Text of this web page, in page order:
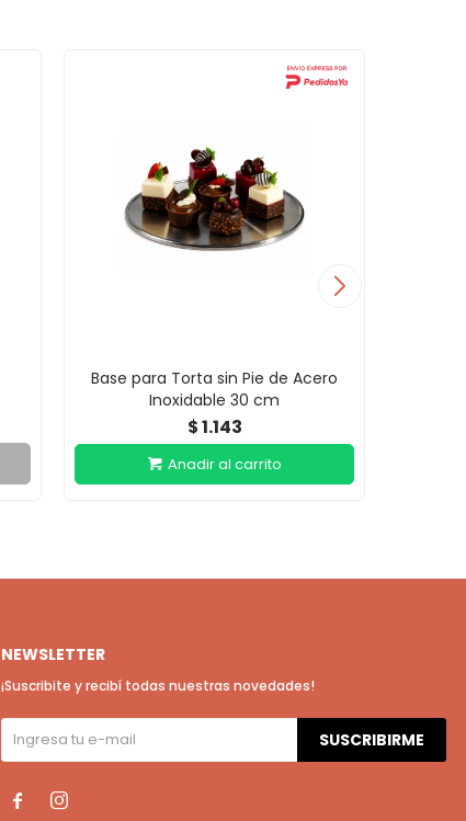
Base para Torta sin Pie de Acero
Inoxidable 30 cm
$1.143
NEWSLETTER
¡Suscribite y recibí todas nuestras novedades!
SUSCRIBIRME
 